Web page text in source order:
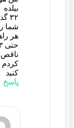
شما
هر
کردم
کنید ‌‌
پاسخ